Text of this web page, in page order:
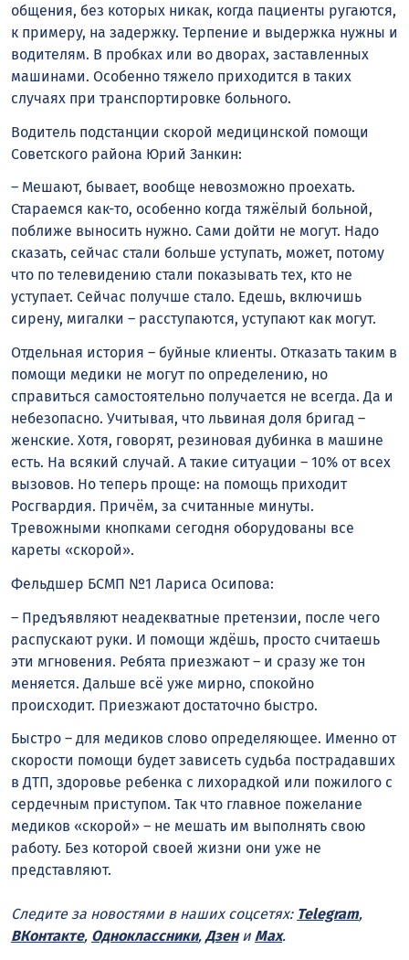
общения, без которых никак, когда пациенты ругаются,
к примеру, на задержку. Терпение и выдержка нужны и
водителям. В пробках или во дворах, заставленных
машинами. Особенно тяжело приходится в таких
случаях при транспортировке больного.
Водитель подстанции скорой медицинской помощи
Советского района Юрий Занкин:
– Мешают, бывает, вообще невозможно проехать.
Стараемся как-то, особенно когда тяжёлый больной,
поближе выносить нужно. Сами дойти не могут. Надо
сказать, сейчас стали больше уступать, может, потому
что по телевидению стали показывать тех, кто не
уступает. Сейчас получше стало. Едешь, включишь
сирену, мигалки – расступаются, уступают как могут.
Отдельная история – буйные клиенты. Отказать таким в
помощи медики не могут по определению, но
справиться самостоятельно получается не всегда. Да и
небезопасно. Учитывая, что львиная доля бригад –
женские. Хотя, говорят, резиновая дубинка в машине
есть. На всякий случай. А такие ситуации – 10% от всех
вызовов. Но теперь проще: на помощь приходит
Росгвардия. Причём, за считанные минуты.
Тревожными кнопками сегодня оборудованы все
кареты «скорой».
Фельдшер БСМП №1 Лариса Осипова:
– Предъявляют неадекватные претензии, после чего
распускают руки. И помощи ждёшь, просто считаешь
эти мгновения. Ребята приезжают – и сразу же тон
меняется. Дальше всё уже мирно, спокойно
происходит. Приезжают достаточно быстро.
Быстро – для медиков слово определяющее. Именно от
скорости помощи будет зависеть судьба пострадавших
в ДТП, здоровье ребенка с лихорадкой или пожилого с
сердечным приступом. Так что главное пожелание
медиков «скорой» – не мешать им выполнять свою
работу. Без которой своей жизни они уже не
представляют.
Следите за новостями в наших соцсетях: Telegram,
ВКонтакте, Одноклассники, Дзени Max.